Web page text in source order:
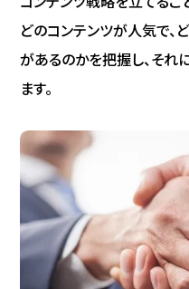
どのコンテンツが人気で
があるのかを把握し、それ
ます。